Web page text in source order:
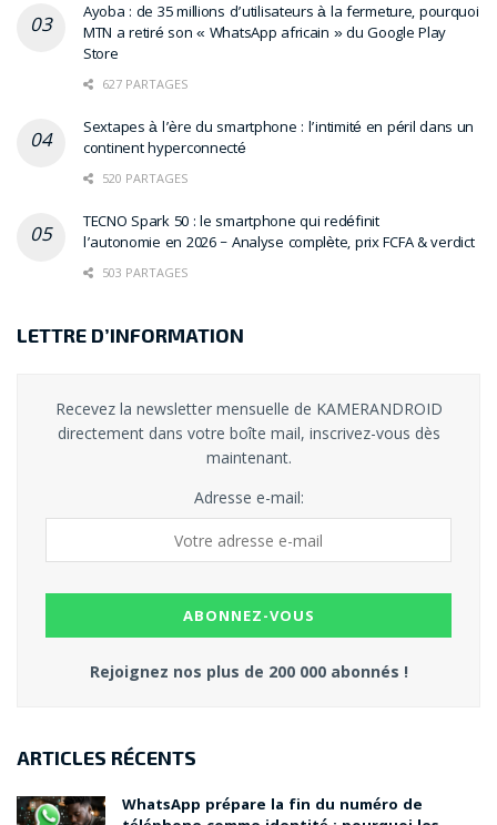
Ayoba : de 35 millions d’utilisateurs à la fermeture, pourquoi
MTN a retiré son « WhatsApp africain » du Google Play
Store
627 PARTAGES
Sextapes à l’ère du smartphone : l’intimité en péril dans un
continent hyperconnecté
520 PARTAGES
TECNO Spark 50 : le smartphone qui redéfinit
l’autonomie en 2026 – Analyse complète, prix FCFA & verdict
503 PARTAGES
LETTRE D’INFORMATION
Recevez la newsletter mensuelle de KAMERANDROID
directement dans votre boîte mail, inscrivez-vous dès
maintenant.
Adresse e-mail:
Rejoignez nos plus de 200 000 abonnés !
ARTICLES RÉCENTS
WhatsApp prépare la fin du numéro de